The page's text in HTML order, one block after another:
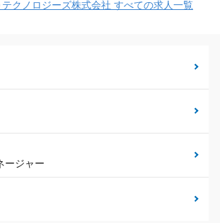
テクノロジーズ株式会社 すべての求人一覧
ージャー